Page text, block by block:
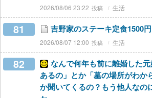
2026/08/06 23:22 生活
81 吉野家のステーキ定食1500円
2026/08/07 12:00 生活
82
なんで何年も前に離婚した
あるの」とか「墓の場所がわか
か聞いてくるの？もう他人なの